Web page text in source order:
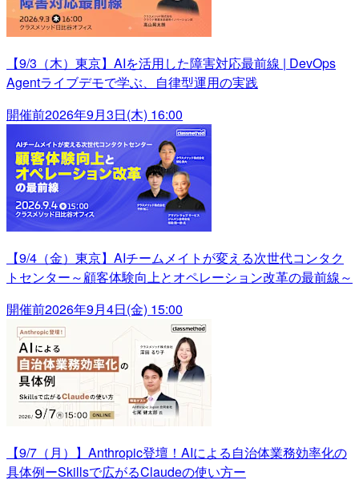
【9/3（木）東京】AIを活用した障害対応最前線 | DevOps
Agentライブデモで学ぶ、自律型運用の実践
開催前2026年9月3日(木) 16:00
【9/4（金）東京】AIチームメイトが変える次世代コンタク
トセンター～顧客体験向上とオペレーション改革の最前線～
開催前2026年9月4日(金) 15:00
【9/7（月）】Anthropic登壇！AIによる自治体業務効率化の
具体例ーSkillsで広がるClaudeの使い方ー